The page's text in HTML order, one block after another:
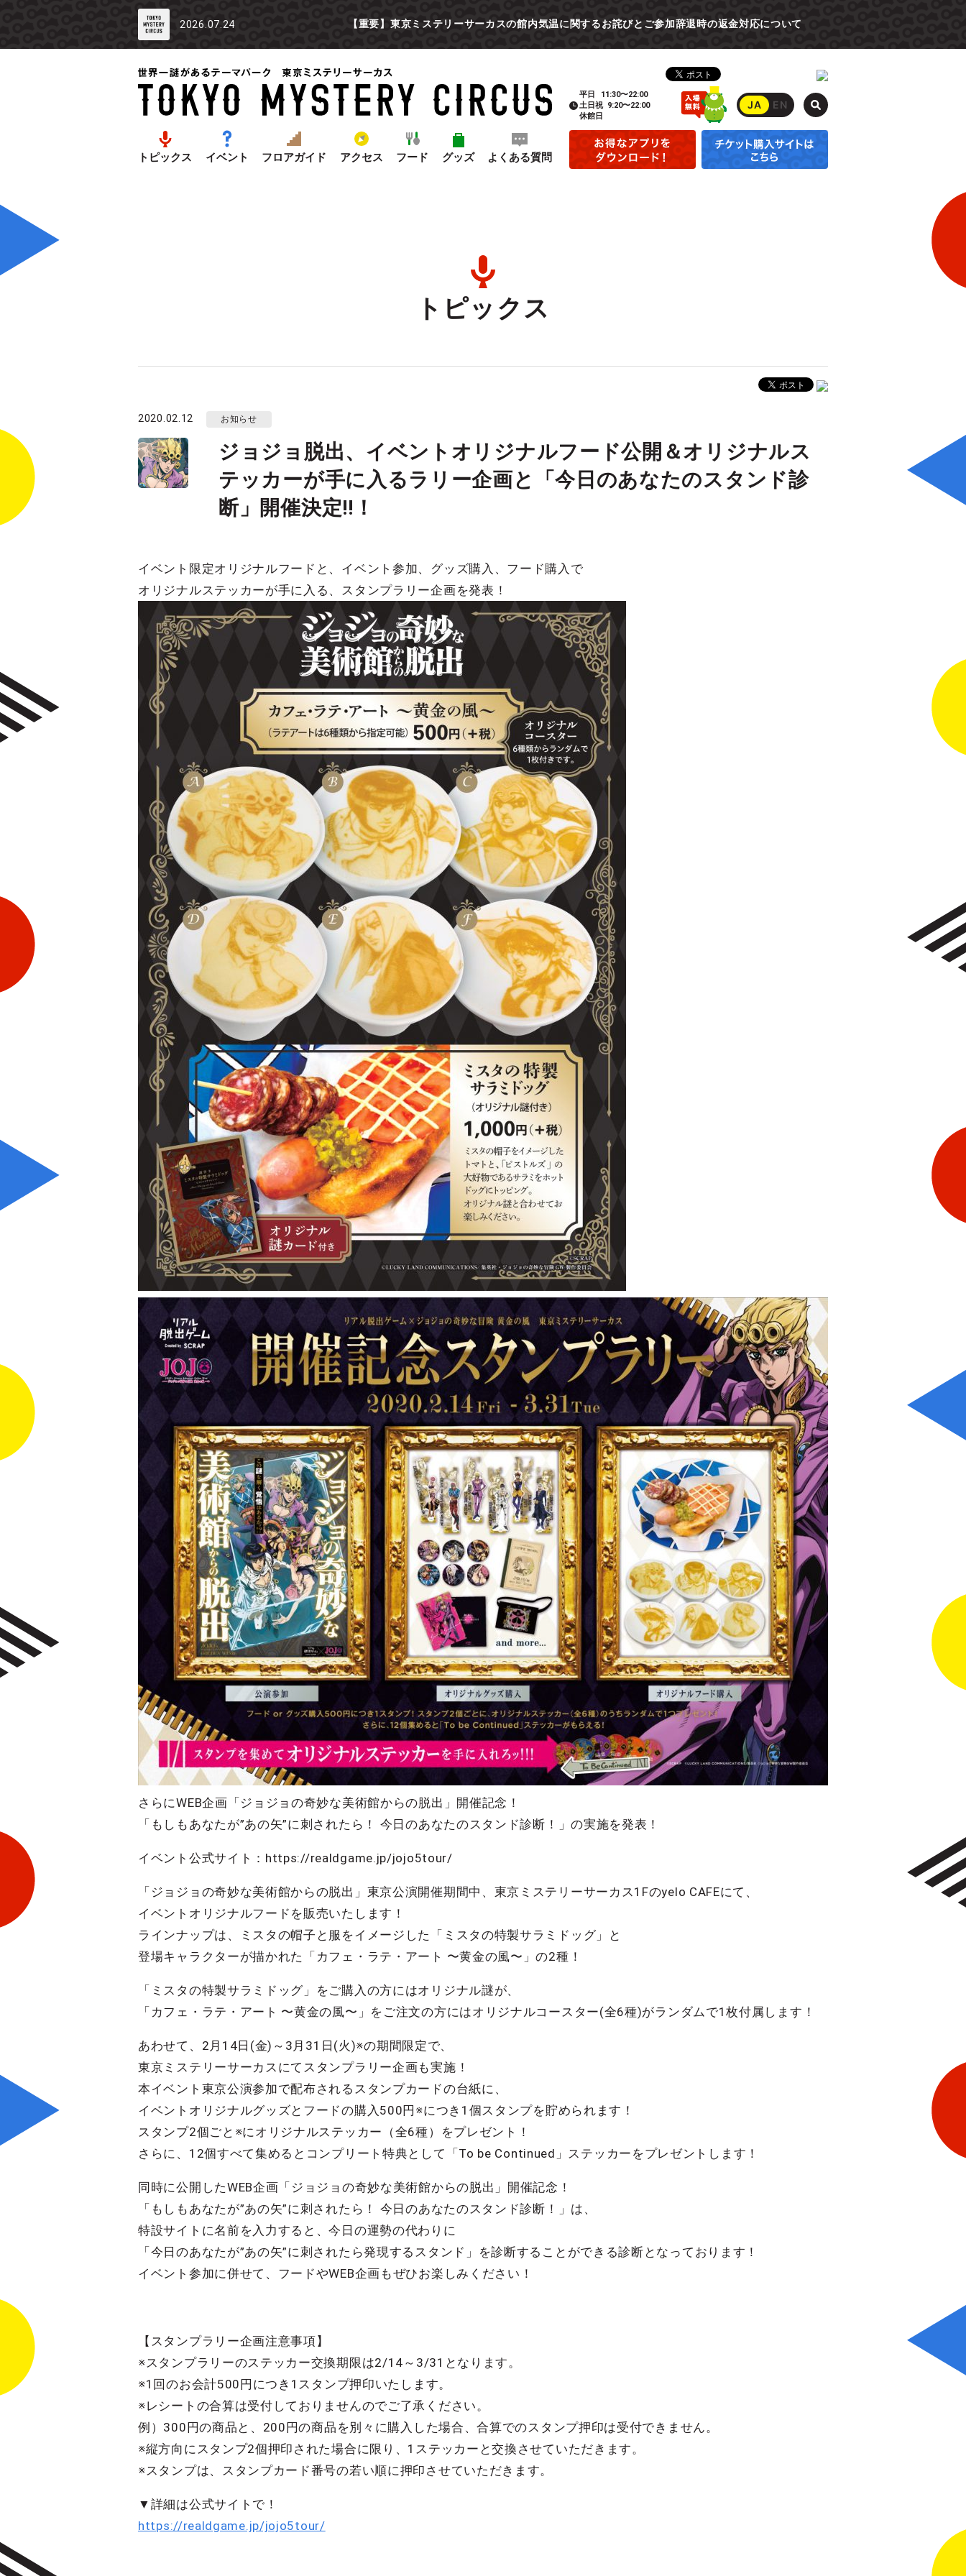
2026.07.24 【重要】東京ミステリーサーカスの館内気温に関するお詫びとご参加辞退時の返金対応について
トピックス イベント フロアガイド アクセス フード グッズ よくある質問
平日
11:30〜22:00
土日祝 9:20〜22:00
休館日
JA EN
トピックス
2020.02.12 お知らせ
ジョジョ脱出、イベントオリジナルフード公開＆オリジナルス
テッカーが手に入るラリー企画と「今日のあなたのスタンド診
断」開催決定!!！
イベント限定オリジナルフードと、イベント参加、グッズ購入、フード購入で
オリジナルステッカーが手に入る、スタンプラリー企画を発表！
さらにWEB企画「ジョジョの奇妙な美術館からの脱出」開催記念！
「もしもあなたが”あの矢”に刺されたら！ 今日のあなたのスタンド診断！」の実施を発表！
イベント公式サイト：https://realdgame.jp/jojo5tour/
「ジョジョの奇妙な美術館からの脱出」東京公演開催期間中、東京ミステリーサーカス1Fのyelo CAFEにて、
イベントオリジナルフードを販売いたします！
ラインナップは、ミスタの帽子と服をイメージした「ミスタの特製サラミドッグ」と
登場キャラクターが描かれた「カフェ・ラテ・アート 〜黄金の風〜」の2種！
「ミスタの特製サラミドッグ」をご購入の方にはオリジナル謎が、
「カフェ・ラテ・アート 〜黄金の風〜」をご注文の方にはオリジナルコースター(全6種)がランダムで1枚付属します！
あわせて、2月14日(金)～3月31日(火)※の期間限定で、
東京ミステリーサーカスにてスタンプラリー企画も実施！
本イベント東京公演参加で配布されるスタンプカードの台紙に、
イベントオリジナルグッズとフードの購入500円※につき1個スタンプを貯められます！
スタンプ2個ごと※にオリジナルステッカー（全6種）をプレゼント！
さらに、12個すべて集めるとコンプリート特典として「To be Continued」ステッカーをプレゼントします！
同時に公開したWEB企画「ジョジョの奇妙な美術館からの脱出」開催記念！
「もしもあなたが”あの矢”に刺されたら！ 今日のあなたのスタンド診断！」は、
特設サイトに名前を入力すると、今日の運勢の代わりに
「今日のあなたが”あの矢”に刺されたら発現するスタンド」を診断することができる診断となっております！
イベント参加に併せて、フードやWEB企画もぜひお楽しみください！
【スタンプラリー企画注意事項】
※スタンプラリーのステッカー交換期限は2/14～3/31となります。
※1回のお会計500円につき1スタンプ押印いたします。
※レシートの合算は受付しておりませんのでご了承ください。
例）300円の商品と、200円の商品を別々に購入した場合、合算でのスタンプ押印は受付できません。
※縦方向にスタンプ2個押印された場合に限り、1ステッカーと交換させていただきます。
※スタンプは、スタンプカード番号の若い順に押印させていただきます。
▼詳細は公式サイトで！
https://realdgame.jp/jojo5tour/